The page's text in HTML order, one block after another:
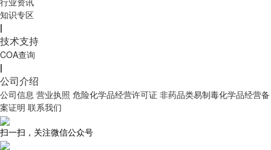
知识专区
|
技术支持
COA查询
|
公司介绍
公司信息 营业执照 危险化学品经营许可证 非药品类易制毒化学品经营备
案证明 联系我们
扫一扫，关注微信公众号